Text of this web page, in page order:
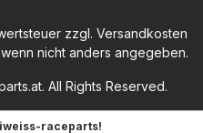
zzgl. Versandkosten
nicht anders angegeben.
All Rights Reserved.
raceparts!